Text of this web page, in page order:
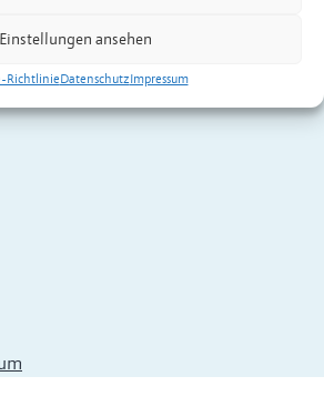
Einstellungen ansehen
RichtlinieDatenschutzImpressum
Instagram